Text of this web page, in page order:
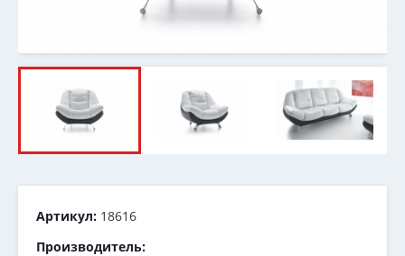
Артикул: 18616
Производитель: